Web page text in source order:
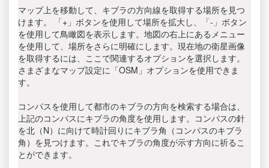
マップ上を移動して、キブラの方向線を取得する場所を見つ
けます。 「+」ボタンを使用して場所を拡大し、「-」ボタン
を使用して鳥瞰図を表示します。地図の右上にあるメニュー
を使用して、場所をさらに明確にします。現在地の衛星画像
を取得するには、ここで関連するオプションを選択します。
さまざまなマップ設定に「OSM」オプションを使用できま
す。
コンパスを使用して都市のキブラの方向を検索する場合は、
上記のコンパスにキブラの角度を使用します。コンパスの針
を北（N）に向けて時計回りにキブラ角（コンパスのキブラ
角）を見つけます。これでキブラの角度が示す方向に祈るこ
とができます。